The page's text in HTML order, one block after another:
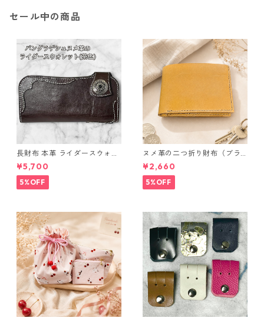
セール中の商品
長財布 本革 ライダースウォレ
ット 国産 ヌメ革 ブラウン バ
ングラデシュ l175 レザー 革財
布 ハンドメイド 経年変化
¥5,700
5%OFF
ヌメ革の二つ折り財布（ブラ
ウン系）
¥2,660
5%OFF